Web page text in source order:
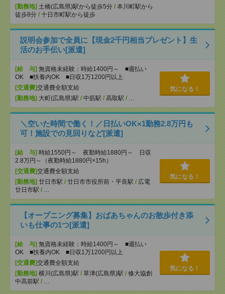
[勤務地] 土橋(広島県)駅から徒歩5分 / 本川町駅から
徒歩8分 / 十日市町駅から徒歩
説明会参加で全員に【現金2千円相当プレゼント】生
活のお手伝い[派遣]
[給 与] 無資格未経験：時給1400円～ ■週払い
OK ■扶養内OK ■日収1万1200円以上
[交通費]交通費全額支給
[勤務地] 大町(広島県)駅 / 中筋駅 / 高取駅 / …
気になる！
＼空いた時間で働く！／日払いOK×1勤務2.8万円も
可！施設での見回りなど[派遣]
[給 与] 時給1550円～ 夜勤時給1880円～ 日収
2.8万円～（夜勤時給1880円×15h）
[交通費]交通費全額支給
[勤務地] 廿日市駅 / 廿日市市役所前・平良駅 / 広電
廿日市駅 / …
気になる！
【オープニング募集】おばあちゃんのお散歩付き添
いも仕事の1つ[派遣]
[給 与] 無資格未経験：時給1400円～ ■週払い
OK ■扶養内OK ■日収1万1200円以上
[交通費]交通費全額支給
[勤務地] 横川(広島県)駅 / 草津(広島県)駅 / 修大協創
中高前駅 / …
気になる！